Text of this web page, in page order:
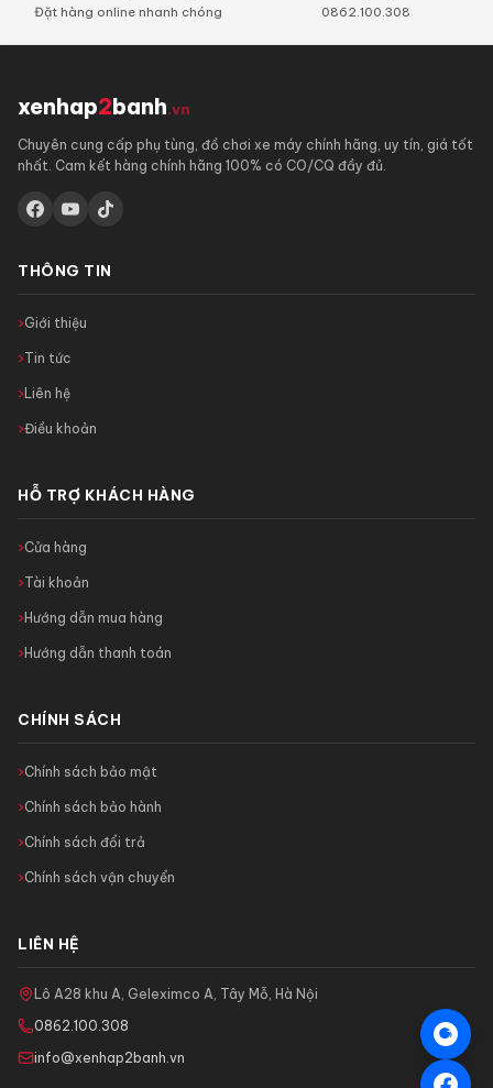
Đặt hàng online nhanh chóng 0862.100.308
xenhap2banh.vn
Chuyên cung cấp phụ tùng, đồ chơi xe máy chính hãng, uy tín, giá tốt
nhất. Cam kết hàng chính hãng 100% có CO/CQ đầy đủ.
THÔNG TIN
Giới thiệu
Tin tức
Liên hệ
Điều khoản
HỖ TRỢ KHÁCH HÀNG
Cửa hàng
Tài khoản
Hướng dẫn mua hàng
Hướng dẫn thanh toán
CHÍNH SÁCH
Chính sách bảo mật
Chính sách bảo hành
Chính sách đổi trả
Chính sách vận chuyển
LIÊN HỆ
Lô A28 khu A, Geleximco A, Tây Mỗ, Hà Nội
0862.100.308
info@xenhap2banh.vn